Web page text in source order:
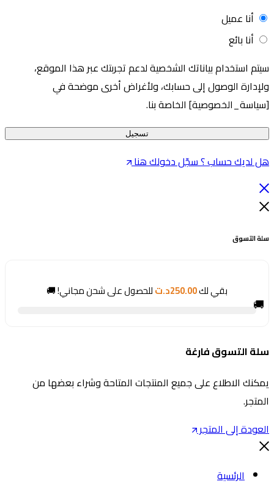
أنا عميل
أنا بائع
استخدام بياناتك الشخصية لدعم تجربتك عبر هذا الموقع،
الوصول إلى حسابك، ولأغراض أخرى موضحة في
الخاصة بنا.
تسجيل
لديك حساب ؟ سجّل دخولك هنا
التسوق
بقي لك250.00د.تللحصول على شحن مجاني! 🚚
🚚
التسوق فارغة
الاطلاع على جميع المنتجات المتاحة وشراء بعضها من
إلى المتجر
الرئسية